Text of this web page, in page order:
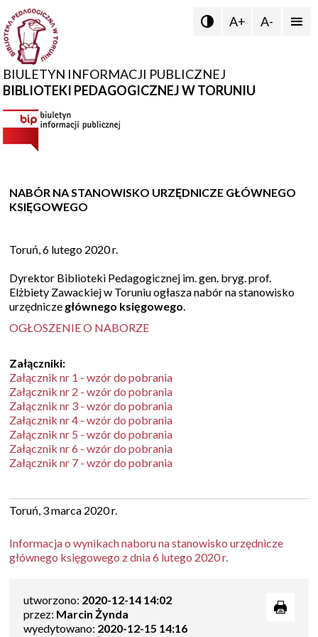
BIULETYN INFORMACJI PUBLICZNEJ
BIBLIOTEKI PEDAGOGICZNEJ W TORUNIU
 A+ A- 
NABÓR NA STANOWISKO URZĘDNICZE GŁÓWNEGO
KSIĘGOWEGO
Toruń, 6 lutego 2020 r.
Dyrektor Biblioteki Pedagogicznej im. gen. bryg. prof.
Elżbiety Zawackiej w Toruniu ogłasza nabór na stanowisko
urzędnicze głównego księgowego.
OGŁOSZENIE O NABORZE
Załączniki:
Załącznik nr 1 - wzór do pobrania
Załącznik nr 2 - wzór do pobrania
Załącznik nr 3 - wzór do pobrania
Załącznik nr 4 - wzór do pobrania
Załącznik nr 5 - wzór do pobrania
Załącznik nr 6 - wzór do pobrania
Załącznik nr 7 - wzór do pobrania
Toruń, 3 marca 2020 r.
Informacja o wynikach naboru na stanowisko urzędnicze
głównego księgowego z dnia 6 lutego 2020 r.
utworzono: 2020-12-14 14:02
przez: Marcin Żynda
wyedytowano: 2020-12-15 14:16